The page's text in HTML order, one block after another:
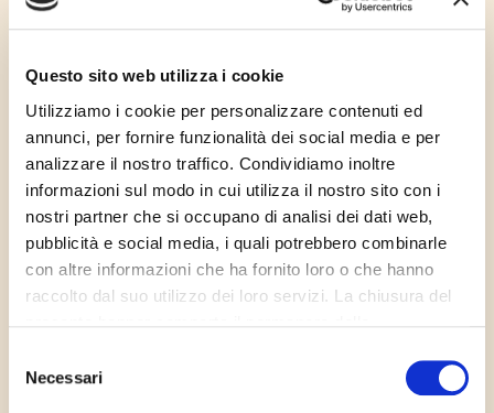
Questo sito web utilizza i cookie
Utilizziamo i cookie per personalizzare contenuti ed
annunci, per fornire funzionalità dei social media e per
analizzare il nostro traffico. Condividiamo inoltre
informazioni sul modo in cui utilizza il nostro sito con i
nostri partner che si occupano di analisi dei dati web,
pubblicità e social media, i quali potrebbero combinarle
con altre informazioni che ha fornito loro o che hanno
raccolto dal suo utilizzo dei loro servizi. La chiusura del
navigazione in assenza di cookie o altri strumenti di
Necessari
Parmareggio ha partecipato al programma di sviluppo
rurale dell'Emilia Romagna 2014/2020, promosso dal
Fondo Europeo Agricolo per lo Sviluppo Rurale (FEASR),
l'organo di finanziamento e programmazione istituito
dall'Unione Europea per rafforzare la politica di sviluppo
rurale dell’Unione e semplificarne l’attuazione. Il
Programma investe su conoscenza e innovazione,
contribuisce a migliorare la competitività del settore
territorio e delle comunità locali.